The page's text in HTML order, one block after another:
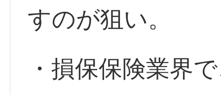
すのが狙い。
・損保保険業界